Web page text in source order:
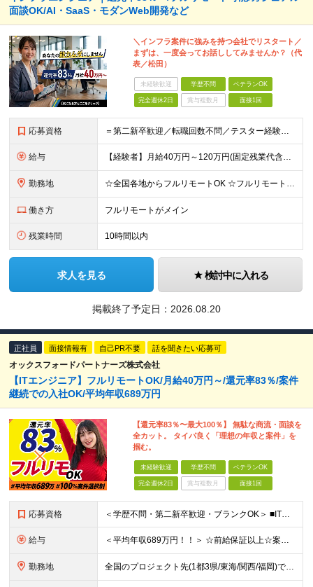
面談OK/AI・SaaS・モダンWeb開発など
＼インフラ案件に強みを持つ会社でリスタート／
まずは、一度会ってお話ししてみませんか？（代
表／松田）
未経験歓迎 学歴不問 ベテランOK
完全週休2日 賞与複数月 面接1回
応募資格 ＝第二新卒歓迎／転職回数不問／テスター経験のみでもOK＝ ■学歴不問 ■ブランクOK ■エンジニアとしての実務経験1年以上 ※開発・インフラ・工程・言語は不問 ※テスター、運用保守経験のみの方も歓迎
給与 【経験者】月給40万円～120万円(固定残業代含む)+各種手当 ★前職給与の総収入額を100％保証｜還元率83％〜 ※固定残業代は、時間外労働の有無に関わらず30時間分を、月5万8000円～15万7
勤務地 ☆全国各地からフルリモートOK ☆フルリモートの社員が約8割！ ※希望をヒアリングした上で決定します 現在100名の社員のうち、約80名がフルリモートで活躍中。 一都三県、大阪、福岡、札幌、名古屋な
働き方 フルリモートがメイン
残業時間 10時間以内
求人を見る 検討中に入れる
掲載終了予定日： 2026.08.20
正社員 面接情報有 自己PR不要 話を聞きたい応募可
オックスフォードパートナーズ株式会社
【ITエンジニア】フルリモートOK/月給40万円～/還元率83％/案件
継続での入社OK/平均年収689万円
【還元率83％〜最大100％】 無駄な商流・面談を
全カット。 タイパ良く「理想の年収と案件」を
掴む。
未経験歓迎 学歴不問 ベテランOK
完全週休2日 賞与複数月 面接1回
応募資格 ＜学歴不問・第二新卒歓迎・ブランクOK＞ ■ITシステム／インフラの開発・運用・保守いずれかの工程に携わった経験がある方 ┗ITエンジニアとして、1年以上活躍されている方を想定しています。 ┗分野、
給与 ＜平均年収689万円！！＞ ☆前給保証以上☆案件待機期間も給与保証あり☆ 月給40万円～120万円（固定残業代含む） ※経験や能力を考慮し決定します ※試用期間6ヶ月あり。条件や待遇に差異はありませ
勤務地 全国のプロジェクト先(1都3県/東海/関西/福岡)での勤務となります。 ★全国から参画可能な案件あり！ ★リモートワーク・リモート併用・常駐案件すべてあり！ ★転居を伴う転勤はナシ ┗1人1人の働き